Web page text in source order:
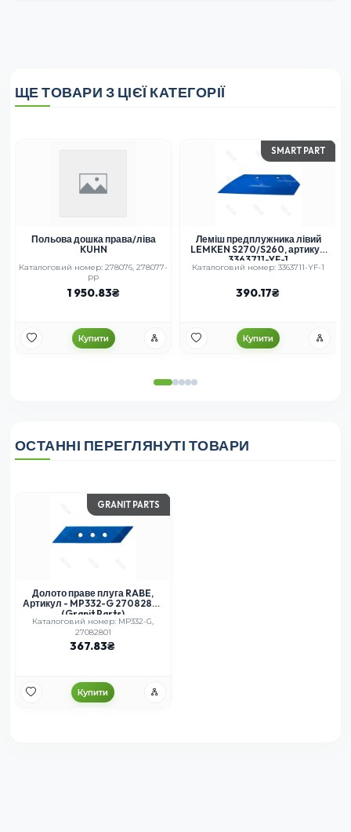
ЩЕ ТОВАРИ З ЦІЄЇ КАТЕГОРІЇ
Польова дошка права/ліва
KUHN
Каталоговий номер: 278076, 278077-
PP
1 950.83
Купити
SMART PART
Леміш предплужника лівий
LEMKEN S270/S260, артикул
3363711-YF-1
Каталоговий номер: 3363711-YF-1
390.17
Купити
ОСТАННІ ПЕРЕГЛЯНУТІ ТОВАРИ
GRANIT PARTS
Долото праве плуга RABE,
Артикул - MP332-G 27082801
(Granit Parts)
Каталоговий номер: MP332-G,
27082801
367.83
Купити